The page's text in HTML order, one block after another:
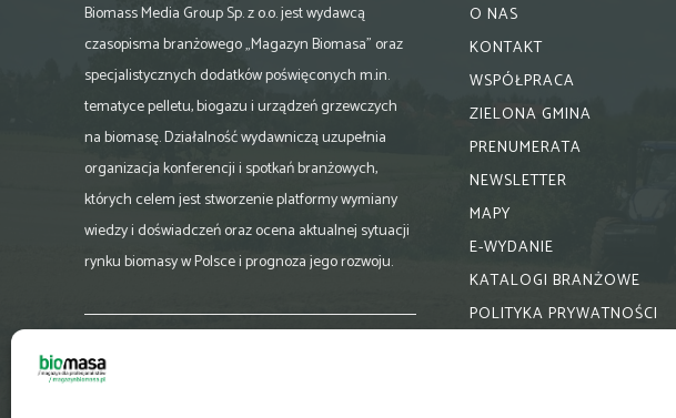
Biomass Media Group Sp. z o.o. jest wydawcą
czasopisma branżowego „Magazyn Biomasa” oraz
specjalistycznych dodatków poświęconych m.in.
tematyce pelletu, biogazu i urządzeń grzewczych
na biomasę. Działalność wydawniczą uzupełnia
organizacja konferencji i spotkań branżowych,
których celem jest stworzenie platformy wymiany
wiedzy i doświadczeń oraz ocena aktualnej sytuacji
rynku biomasy w Polsce i prognoza jego rozwoju.
biuro@magazynbiomasa.pl
O NAS
KONTAKT
WSPÓŁPRACA
ZIELONA GMINA
PRENUMERATA
NEWSLETTER
MAPY
E-WYDANIE
KATALOGI BRANŻOWE
POLITYKA PRYWATNOŚCI